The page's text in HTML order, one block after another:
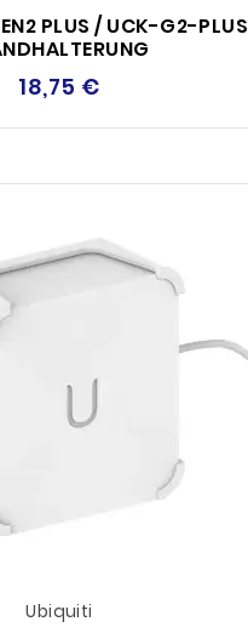
PLUS / UCK-G2-PLUS
18,75 €
Ubiquiti